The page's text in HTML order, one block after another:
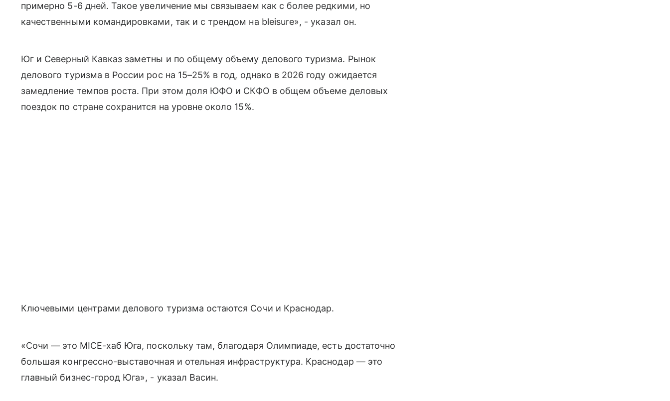
примерно 5-6 дней. Такое увеличение мы связываем как с более редкими, но
качественными командировками, так и с трендом на bleisure», - указал он.
Юг и Северный Кавказ заметны и по общему объему делового туризма. Рынок
делового туризма в России рос на 15–25% в год, однако в 2026 году ожидается
замедление темпов роста. При этом доля ЮФО и СКФО в общем объеме деловых
поездок по стране сохранится на уровне около 15%.
Ключевыми центрами делового туризма остаются Сочи и Краснодар.
«Сочи — это MICE-хаб Юга, поскольку там, благодаря Олимпиаде, есть достаточно
большая конгрессно-выставочная и отельная инфраструктура. Краснодар — это
главный бизнес-город Юга», - указал Васин.